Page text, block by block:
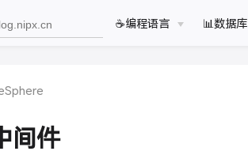
☕️编程语言 📊数据库
间件